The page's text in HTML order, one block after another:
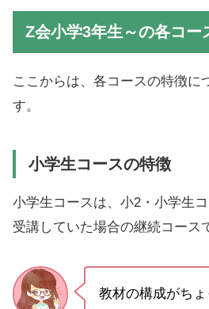
Z会小学3年生～の各コー
ここからは、各コースの特徴に
す。
小学生コースの特徴
小学生コースは、小2・小学生
受講していた場合の継続コース
教材の構成がちょ